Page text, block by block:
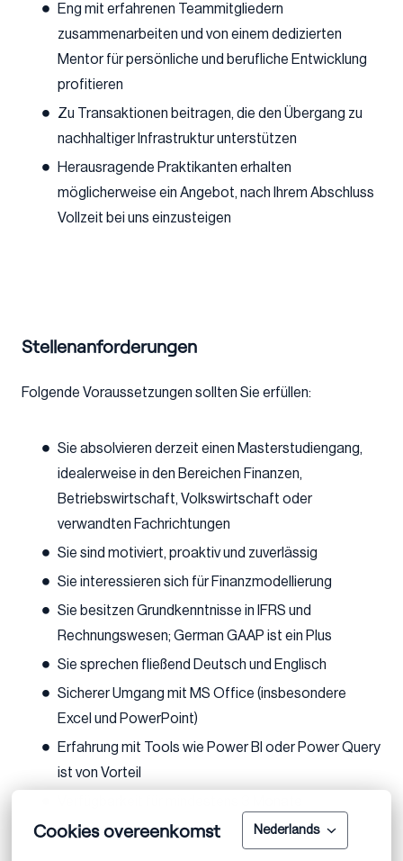
Cookies overeenkomst Nederlands
Eng mit erfahrenen Teammitgliedern
zusammenarbeiten und von einem dedizierten
Mentor für persönliche und berufliche Entwicklung
profitieren
Zu Transaktionen beitragen, die den Übergang zu
nachhaltiger Infrastruktur unterstützen
Herausragende Praktikanten erhalten
möglicherweise ein Angebot, nach Ihrem Abschluss
Vollzeit bei uns einzusteigen
Stellenanforderungen
Folgende Voraussetzungen sollten Sie erfüllen:
Sie absolvieren derzeit einen Masterstudiengang,
idealerweise in den Bereichen Finanzen,
Betriebswirtschaft, Volkswirtschaft oder
verwandten Fachrichtungen
Sie sind motiviert, proaktiv und zuverlässig
Sie interessieren sich für Finanzmodellierung
Sie besitzen Grundkenntnisse in IFRS und
Rechnungswesen; German GAAP ist ein Plus
Sie sprechen fließend Deutsch und Englisch
Sicherer Umgang mit MS Office (insbesondere
Excel und PowerPoint)
Erfahrung mit Tools wie Power BI oder Power Query
ist von Vorteil